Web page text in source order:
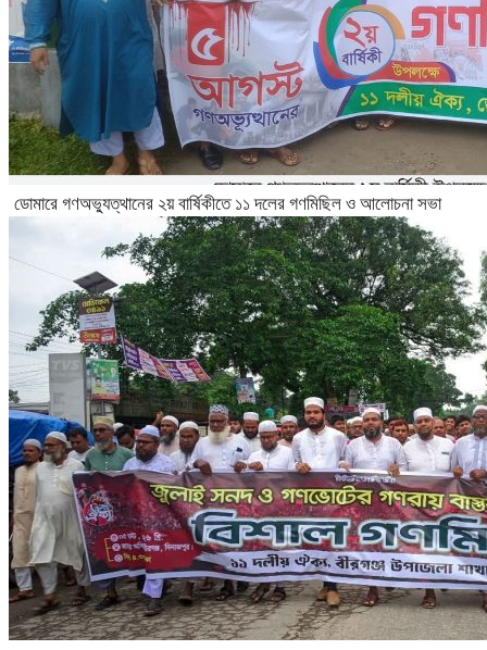
ডোমারে গণঅভ্যুত্থানের ২য় বার্ষিকীতে ১১ দলের গণমিছিল ও আলোচনা সভা